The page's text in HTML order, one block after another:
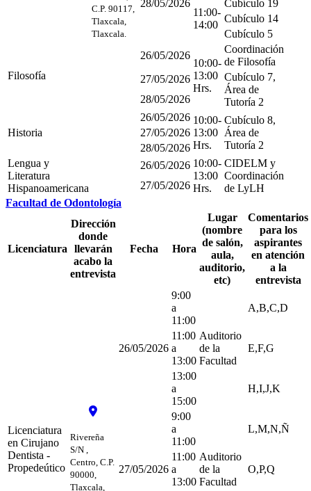
C.P. 90117,
Tlaxcala,
Tlaxcala.
28/05/2026
11:00-
14:00
Cubículo 19
Cubículo 14
Cubículo 5
Filosofía
26/05/2026
10:00-
13:00
Hrs.
Coordinación
de Filosofía
27/05/2026
Cubículo 7,
Área de
Tutoría 2
28/05/2026
Historia
26/05/2026 10:00-
13:00
Hrs.
Cubículo 8,
Área de
Tutoría 2
27/05/2026
28/05/2026
Lengua y
Literatura
Hispanoamericana
26/05/2026 10:00-
13:00
Hrs.
CIDELM y
Coordinación
de LyLH
27/05/2026
Facultad de Odontología
Licenciatura
Dirección
donde
llevarán
acabo la
entrevista
Fecha Hora
Lugar
(nombre
de salón,
aula,
auditorio,
etc)
Comentarios
para los
aspirantes
en atención
a la
entrevista
Licenciatura
en Cirujano
Dentista -
Propedeútico
Rivereña
S/N ,
Centro, C.P.
90000,
Tlaxcala,
26/05/2026
9:00
a
11:00
Auditorio
de la
Facultad
A,B,C,D
11:00
a
13:00
E,F,G
13:00
a
15:00
H,I,J,K
27/05/2026
9:00
a
11:00
Auditorio
de la
Facultad
L,M,N,Ñ
11:00
a
13:00
O,P,Q